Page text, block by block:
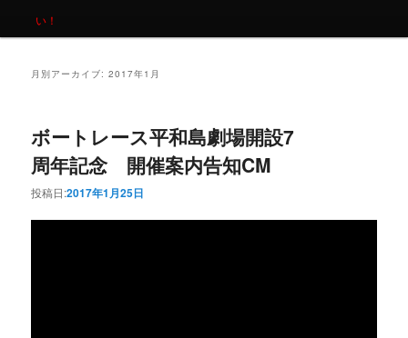
い！
月別アーカイブ:2017年1月
ボートレース平和島劇場開設7
周年記念 開催案内告知CM
投稿日:2017年1月25日